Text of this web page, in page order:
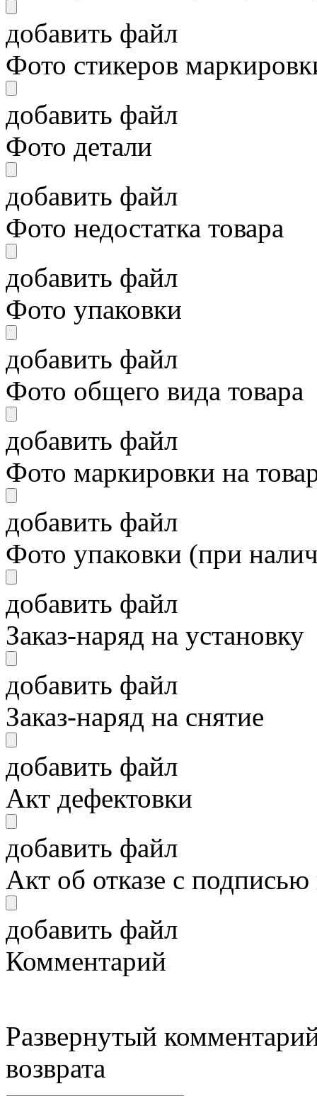
добавить файл
Фото стикеров
добавить файл
Фото детали
добавить файл
Фото недостатка товара
добавить файл
Фото упаковки
добавить файл
Фото общего вида товара
добавить файл
Фото маркировки на
добавить файл
Фото упаковки (при
добавить файл
Заказ-наряд на установку
добавить файл
Заказ-наряд на снятие
добавить файл
Акт дефектовки
добавить файл
Акт об отказе с
добавить файл
Комментарий
Развернутый
возврата